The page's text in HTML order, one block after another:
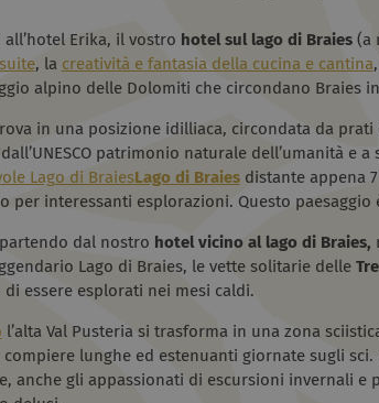
all’hotel Erika, il vostro hotel sul lago di Braies(a
, la creatività e fantasia della cucina e cantina
alpino delle Dolomiti che circondano Braies
in una posizione idilliaca, circondata da prati
patrimonio naturale dell’umanità e
Lago di BraiesLago di Braiesdistante appena
per interessanti esplorazioni. Questo
dal nostro hotel vicino al lago di Braies,
Lago di Braies, le vette solitarie delle
di essere esplorati nei mesi caldi.
l’alta Val Pusteria si trasforma in una zona
compiere lunghe ed estenuanti giornate sugli
anche gli appassionati di escursioni invernali e